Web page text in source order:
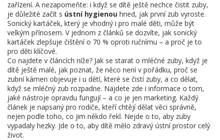
zařízení. A nezapomeňte: i když se dítě ještě nechce čistit zuby,
je důležité začít s ústní hygienou hned, jak první zub vyroste.
Sonický kartáček, který je vhodný i pro malé děti, může být
velkým přínosem. V jednom z článků se dozvíte, jak sonický
kartáček zlepšuje čištění o 70 % oproti ručnímu – a proč je to
pro děti klíčové.
Co najdete v článcích níže? Jak se starat o mléčné zuby, když je
dítě ještě malé, jak poznat, že něco není v pořádku, proč se
zubní kámen objevuje i u dětí, které se čistí zuby, a co dělat,
když se mléčný zub rozpadne. Najdete zde i informace o tom,
jaké nástroje opravdu fungují – a co je jen marketing. Každý
článek je napsaný pro rodiče, kteří chtějí dělat věci správně,
nejen podle toho, co jim někdo řekl. Nejde o to, aby zuby
vypadaly hezky. Jde o to, aby dítě mělo zdravý ústní prostor celý
život.